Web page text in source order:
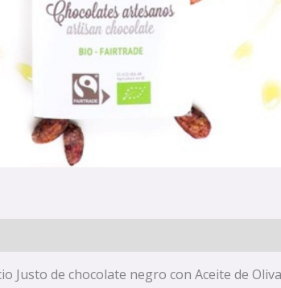
Justo de chocolate negro con Aceite de